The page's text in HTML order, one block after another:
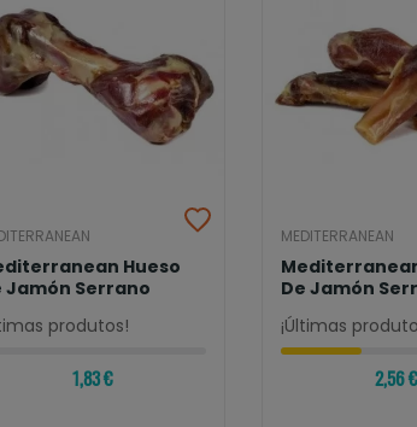
Hueso
Jamón Serrano
produtos!
1,83 €
MEDITERRANEAN
De Jamón
¡Últimas
2,56 €